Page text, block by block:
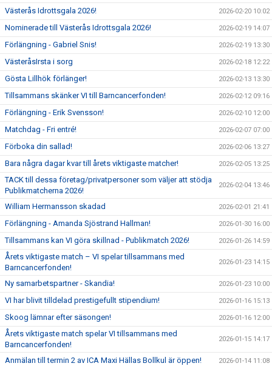
Västerås Idrottsgala 2026! 2026-02-20 10:02
Nominerade till Västerås Idrottsgala 2026! 2026-02-19 14:07
Förlängning - Gabriel Snis! 2026-02-19 13:30
VästeråsIrsta i sorg 2026-02-18 12:22
Gösta Lillhök förlänger! 2026-02-13 13:30
Tillsammans skänker VI till Barncancerfonden! 2026-02-12 09:16
Förlängning - Erik Svensson! 2026-02-10 12:00
Matchdag - Fri entré! 2026-02-07 07:00
Förboka din sallad! 2026-02-06 13:27
Bara några dagar kvar till årets viktigaste matcher! 2026-02-05 13:25
TACK till dessa företag/privatpersoner som väljer att stödja
Publikmatcherna 2026!
2026-02-04 13:46
William Hermansson skadad 2026-02-01 21:41
Förlängning - Amanda Sjöstrand Hallman! 2026-01-30 16:00
Tillsammans kan VI göra skillnad - Publikmatch 2026! 2026-01-26 14:59
Årets viktigaste match – VI spelar tillsammans med
Barncancerfonden!
2026-01-23 14:15
Ny samarbetspartner - Skandia! 2026-01-23 10:00
VI har blivit tilldelad prestigefullt stipendium! 2026-01-16 15:13
Skoog lämnar efter säsongen! 2026-01-16 12:00
Årets viktigaste match spelar VI tillsammans med
Barncancerfonden!
2026-01-15 14:17
Anmälan till termin 2 av ICA Maxi Hällas Bollkul är öppen! 2026-01-14 11:08